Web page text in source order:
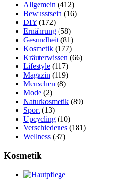
Allgemein (412)
Bewusstsein (16)
DIY (172)
Ernährung (58)
Gesundheit (81)
Kosmetik (177)
Kräuterwissen (66)
Lifestyle (117)
Magazin (119)
Menschen (8)
Mode (2)
Naturkosmetik (89)
Sport (13)
Upcycling (10)
Verschiedenes (181)
Wellness (37)
Kosmetik